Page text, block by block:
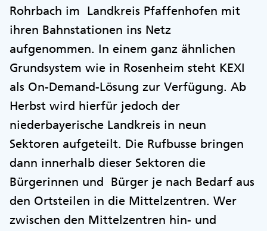
Rohrbach im Landkreis Pfaffenhofen mit
ihren Bahnstationen ins Netz
aufgenommen. In einem ganz ähnlichen
Grundsystem wie in Rosenheim steht KEXI
als On-Demand-Lösung zur Verfügung. Ab
Herbst wird hierfür jedoch der
niederbayerische Landkreis in neun
Sektoren aufgeteilt. Die Rufbusse bringen
dann innerhalb dieser Sektoren die
Bürgerinnen und Bürger je nach Bedarf aus
den Ortsteilen in die Mittelzentren. Wer
zwischen den Mittelzentren hin- und